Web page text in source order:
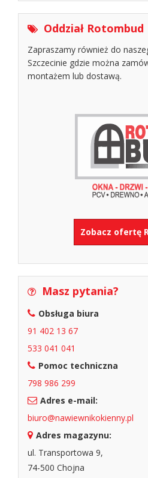
Oddział Rotombud
Zapraszamy również do
Szczecinie gdzie można
montażem lub dostawą.
Zobacz ofertę
Masz pytania?
Obsługa biura
91 402 13 67
533 041 041
Pomoc techniczna
798 986 299
Adres e-mail:
biuro@nawiewnikokienny.pl
Adres magazynu:
ul. Transportowa 9,
74-500 Chojna